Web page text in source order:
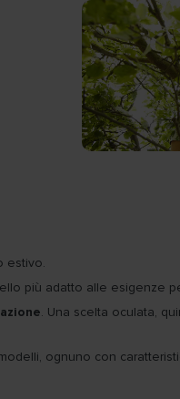
estivo.
più adatto alle esigenze
. Una scelta oculata,
ognuno con